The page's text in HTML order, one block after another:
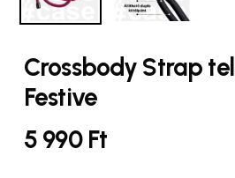
Crossbody Strap
Festive
5 990 Ft